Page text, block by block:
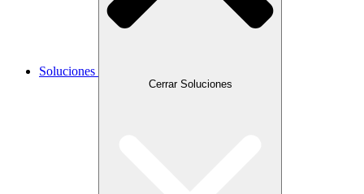
Soluciones
Cerrar Soluciones